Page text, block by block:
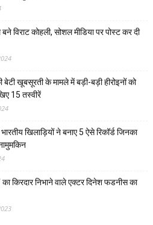
बने विराट कोहली, सोशल मीडिया पर पोस्ट कर दी‌
बेटी खूबसूरती के मामले में बड़ी-बड़ी हीरोइनों को
15 तस्वीरें
खिलाड़ियों ने बनाए 5 ऐसे रिकॉर्ड जिनका
का किरदार निभाने वाले एक्टर दिनेश फडनीस का